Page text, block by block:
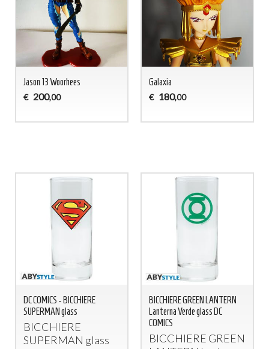
Jason 13 Woorhees
€ 200,00
Galaxia
€ 180,00
DC COMICS - BICCHIERE
SUPERMAN glass
BICCHIERE
SUPERMAN glass
BICCHIERE GREEN LANTERN
Lanterna Verde glass DC
COMICS
BICCHIERE GREEN